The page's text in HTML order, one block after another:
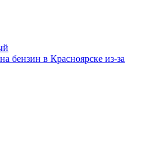
бензин в Красноярске из-за